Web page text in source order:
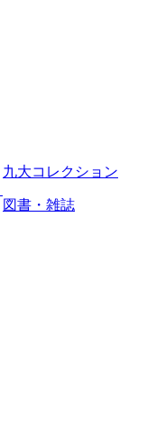
九大コレクション
図書・雑誌